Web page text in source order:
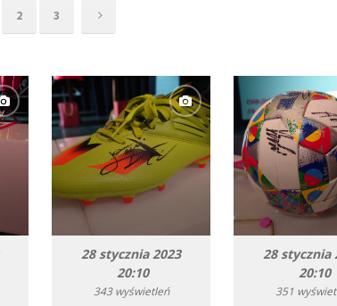
2 3
28 stycznia 2023
20:10
343 wyświetleń
28 stycznia
20:10
351